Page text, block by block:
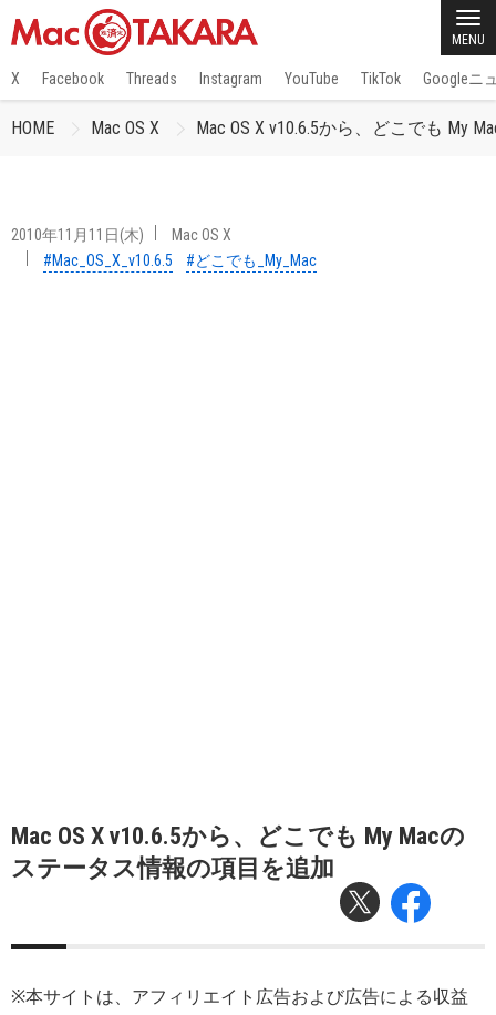
MENU
X Facebook Threads Instagram YouTube TikTok Googleニ
HOME Mac OS X Mac OS X v10.6.5から、どこでも My
2010年11月11日(木)
Mac OS X
#Mac_OS_X_v10.6.5
#どこでも_My_Mac
Mac OS X v10.6.5から、どこでも My Macの
ステータス情報の項目を追加
※本サイトは、アフィリエイト広告および広告による収益